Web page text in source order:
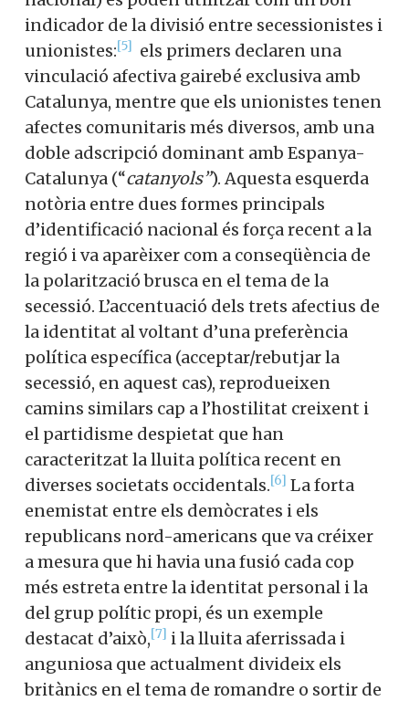
indicador de la divisió entre secessionistes i
unionistes:[5] els primers declaren una
vinculació afectiva gairebé exclusiva amb
Catalunya, mentre que els unionistes tenen
afectes comunitaris més diversos, amb una
doble adscripció dominant amb Espanya-
Catalunya (“catanyols”). Aquesta esquerda
notòria entre dues formes principals
d’identificació nacional és força recent a la
regió i va aparèixer com a conseqüència de
la polarització brusca en el tema de la
secessió. L’accentuació dels trets afectius de
la identitat al voltant d’una preferència
política específica (acceptar/rebutjar la
secessió, en aquest cas), reprodueixen
camins similars cap a l’hostilitat creixent i
el partidisme despietat que han
caracteritzat la lluita política recent en
diverses societats occidentals.[6] La forta
enemistat entre els demòcrates i els
republicans nord-americans que va créixer
a mesura que hi havia una fusió cada cop
més estreta entre la identitat personal i la
del grup polític propi, és un exemple
destacat d’això,[7] i la lluita aferrissada i
anguniosa que actualment divideix els
britànics en el tema de romandre o sortir de